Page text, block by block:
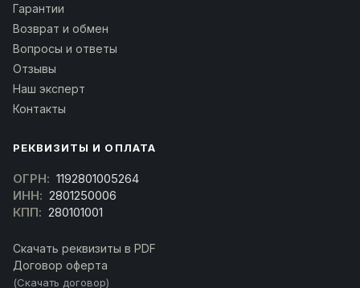
Гарантии
Возврат и обмен
Вопросы и ответы
Отзывы
Наш эксперт
Контакты
РЕКВИЗИТЫ И ОПЛАТА
ОГРН: 1192801005264
ИНН: 2801250006
КПП: 280101001
Скачать реквизиты в PDF
Договор оферта
(Скачать договор)